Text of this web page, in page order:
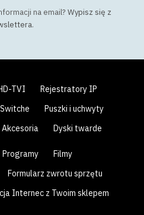
na email?Wypisz się z
.
TVI
Rejestratory IP
Switche
Puszki i uchwyty
Akcesoria Dyski twarde
Programy
Filmy
Formularz zwrotu sprzętu
Internec z Twoim sklepem